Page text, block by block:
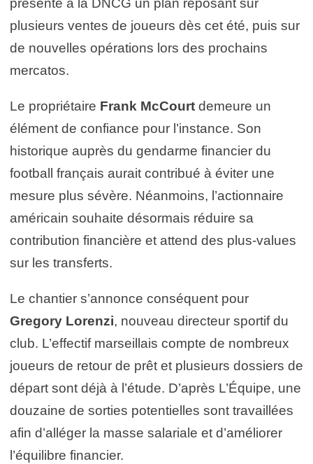
présenté à la DNCG un plan reposant sur
plusieurs ventes de joueurs dès cet été, puis sur
de nouvelles opérations lors des prochains
mercatos.
Le propriétaire Frank McCourt demeure un
élément de confiance pour l’instance. Son
historique auprès du gendarme financier du
football français aurait contribué à éviter une
mesure plus sévère. Néanmoins, l’actionnaire
américain souhaite désormais réduire sa
contribution financière et attend des plus-values
sur les transferts.
Le chantier s’annonce conséquent pour
Gregory Lorenzi, nouveau directeur sportif du
club. L’effectif marseillais compte de nombreux
joueurs de retour de prêt et plusieurs dossiers de
départ sont déjà à l’étude. D’après L’Équipe, une
douzaine de sorties potentielles sont travaillées
afin d’alléger la masse salariale et d’améliorer
l’équilibre financier.